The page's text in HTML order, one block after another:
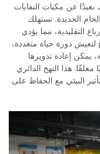
بعيدًا عن مكبات النفايات
الجديدة. تستهلك
التقليدية، مما يؤدي
لتعيش دورة حياة متعددة،
يمكن إعادة تدويرها
هذا النهج الدائري
البيئي مع الحفاظ على